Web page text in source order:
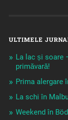
ULTIMELE
La lac și soare
primăvară!
Prima alergare
La schi în
Weekend în